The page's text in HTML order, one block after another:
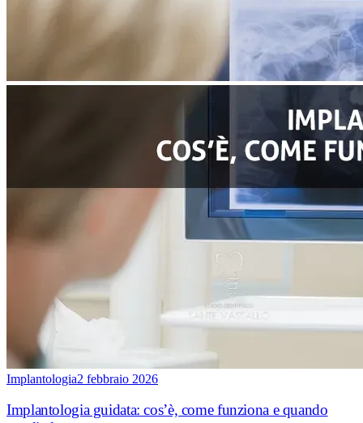
Implantologia2 febbraio 2026
Implantologia guidata: cos’è, come funziona e quando